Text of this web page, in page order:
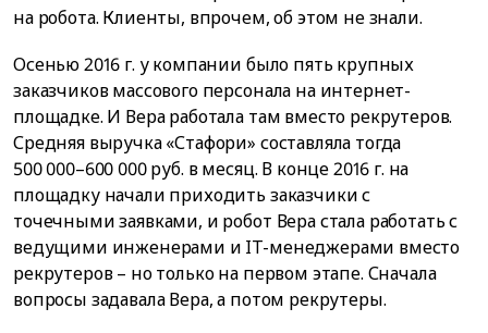
на робота. Клиенты, впрочем, об этом не знали.
Осенью 2016 г. у компании было пять крупных
заказчиков массового персонала на интернет-
площадке. И Вера работала там вместо рекрутеров.
Средняя выручка «Стафори» составляла тогда
500 000–600 000 руб. в месяц. В конце 2016 г. на
площадку начали приходить заказчики с
точечными заявками, и робот Вера стала работать с
ведущими инженерами и IT-менеджерами вместо
рекрутеров – но только на первом этапе. Сначала
вопросы задавала Вера, а потом рекрутеры.